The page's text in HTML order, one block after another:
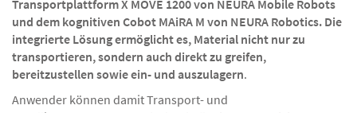
Anwendung steht die Kombination aus der fahrerlosen
Transportplattform X MOVE 1200 von NEURA Mobile Robots
und dem kognitiven Cobot MAiRA M von NEURA Robotics. Die
integrierte Lösung ermöglicht es, Material nicht nur zu
transportieren, sondern auch direkt zu greifen,
bereitzustellen sowie ein- und auszulagern